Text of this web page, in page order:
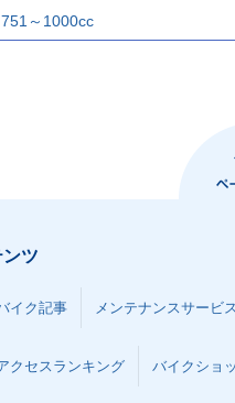
751～1000cc
ツ
イク記事 メンテナンスサービ
クセスランキング バイクショ